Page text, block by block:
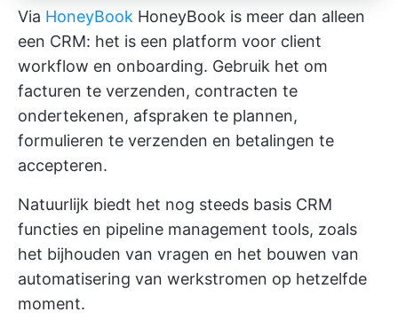
Via HoneyBook HoneyBook is meer dan alleen
een CRM: het is een platform voor client
workflow en onboarding. Gebruik het om
facturen te verzenden, contracten te
ondertekenen, afspraken te plannen,
formulieren te verzenden en betalingen te
accepteren.
Natuurlijk biedt het nog steeds basis CRM
functies en pipeline management tools, zoals
het bijhouden van vragen en het bouwen van
automatisering van werkstromen op hetzelfde
moment.